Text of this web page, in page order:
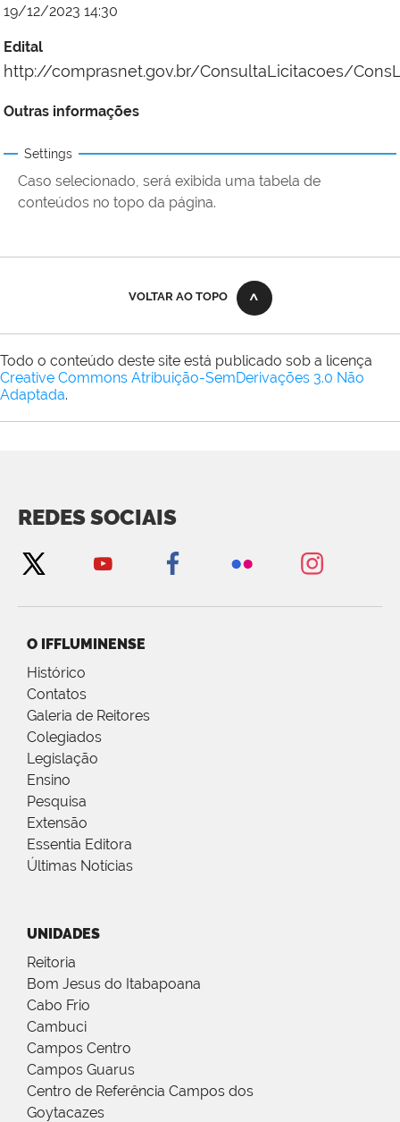
19/12/2023 14:30
Edital
http://comprasnet.gov.br/ConsultaLicitacoes/
Outras informações
Settings
Caso selecionado, será exibida uma tabela de
conteúdos no topo da página.
VOLTAR AO TOPO
Todo o conteúdo deste site está publicado sob a licença
Creative Commons Atribuição-SemDerivações 3.0 Não
Adaptada.
REDES SOCIAIS
O IFFLUMINENSE
Histórico
Contatos
Galeria de Reitores
Colegiados
Legislação
Ensino
Pesquisa
Extensão
Essentia Editora
Últimas Notícias
UNIDADES
Reitoria
Bom Jesus do Itabapoana
Cabo Frio
Cambuci
Campos Centro
Campos Guarus
Centro de Referência Campos dos
Goytacazes